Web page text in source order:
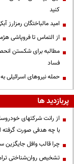
کنید
امید مالباختگان رمزارز
از التماس تا فروپاشی
مطالبه برای شکستن
فساد
حمله نیروهای اسرائیلی
پربازدید ها
از رانت‌ شرکتهای
با چه هدفی صورت
چرا قالب وافل
تشخیص روان‌شناختی